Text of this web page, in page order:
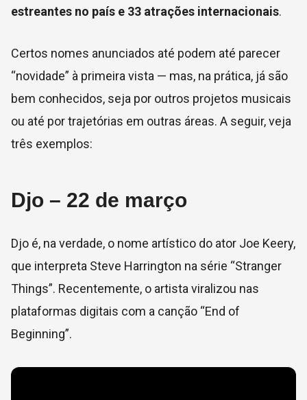
estreantes no país e 33 atrações internacionais.
Certos nomes anunciados até podem até parecer
“novidade” à primeira vista — mas, na prática, já são
bem conhecidos, seja por outros projetos musicais
ou até por trajetórias em outras áreas. A seguir, veja
três exemplos:
Djo – 22 de março
Djo é, na verdade, o nome artístico do ator Joe Keery,
que interpreta Steve Harrington na série “Stranger
Things”. Recentemente, o artista viralizou nas
plataformas digitais com a canção “End of
Beginning”.